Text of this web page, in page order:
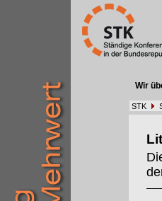
Wir
STK